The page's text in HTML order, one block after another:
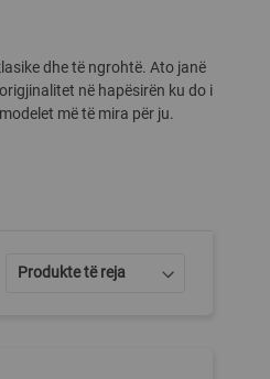
dhe të ngrohtë. Ato janë
në hapësirën ku do i
më të mira për ju.